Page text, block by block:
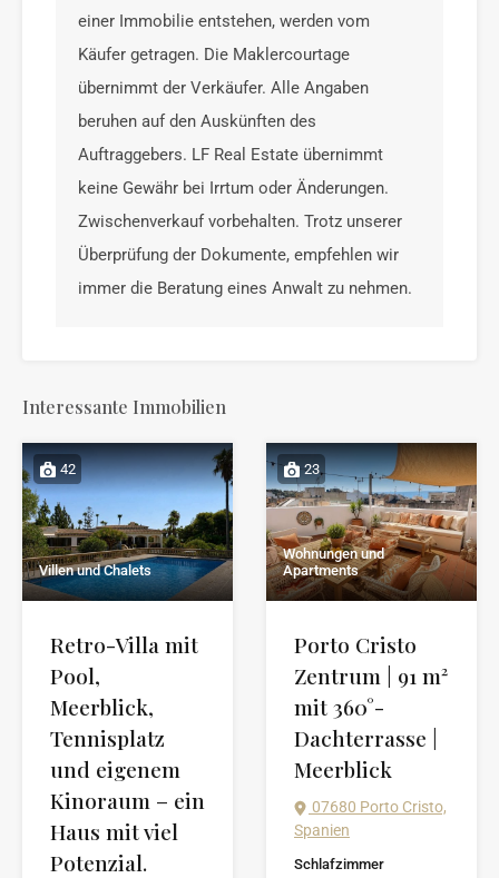
einer Immobilie entstehen, werden vom
Käufer getragen. Die Maklercourtage
übernimmt der Verkäufer. Alle Angaben
beruhen auf den Auskünften des
Auftraggebers. LF Real Estate übernimmt
keine Gewähr bei Irrtum oder Änderungen.
Zwischenverkauf vorbehalten. Trotz unserer
Überprüfung der Dokumente, empfehlen wir
immer die Beratung eines Anwalt zu nehmen.
Interessante Immobilien
42
Villen und Chalets
Retro-Villa mit
Pool,
Meerblick,
Tennisplatz
und eigenem
Kinoraum – ein
Haus mit viel
Potenzial.
23
Wohnungen und
Apartments
Porto Cristo
Zentrum | 91 m²
mit 360°-
Dachterrasse |
Meerblick
07680 Porto Cristo,
Spanien
Schlafzimmer